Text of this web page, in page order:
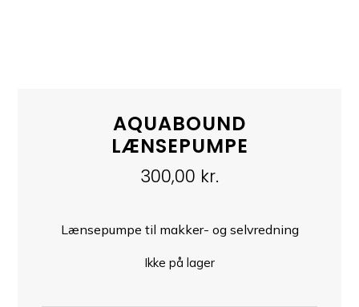
AQUABOUND
LÆNSEPUMPE
300,00 kr.
Lænsepumpe til makker- og selvredning
Ikke på lager